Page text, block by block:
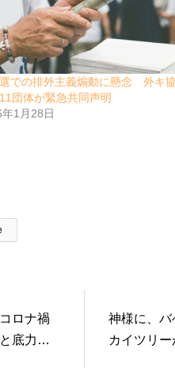
での排外主義煽動に懸念 外キ協
団体が緊急共同声明
1月28日
ロナ禍
と底力
神様に、バ
カイツリ